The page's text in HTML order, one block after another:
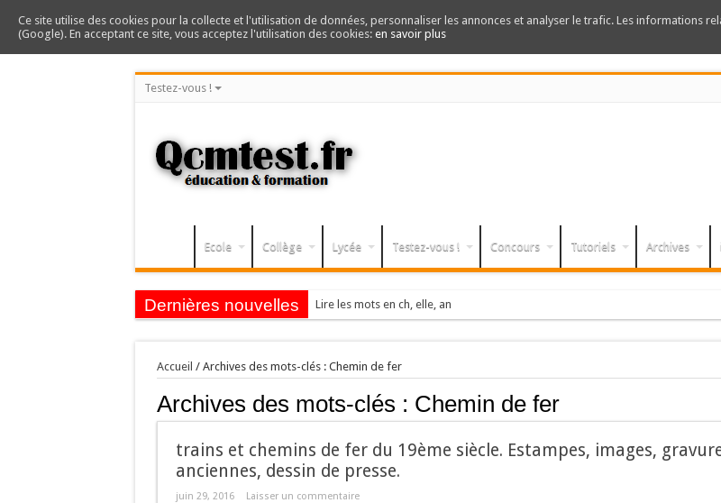
Testez-vous !
Ecole Collège Lycée Testez-vous ! Concours Tutoriels Archives
Dernières nouvelles Lire les mots en ch, elle, an
Accueil / Archives des mots-clés : Chemin de fer
Archives des mots-clés : Chemin de fer
trains et chemins de fer du 19ème siècle. Estampes, images,
anciennes, dessin de presse.
juin 29, 2016 Laisser un commentaire
Ce site utilise des cookies pour la collecte et l'utilisation de données, personnaliser les annonces et analyser le trafic. Les informations
(Google). En acceptant ce site, vous acceptez l'utilisation des cookies: en savoir plus